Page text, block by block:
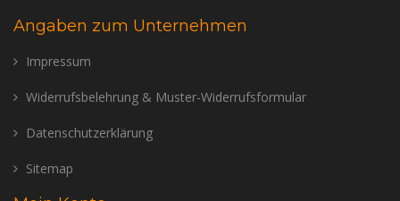
Angaben zum Unternehmen
Impressum
Widerrufsbelehrung & Muster-Widerrufsformular
Datenschutzerklärung
Sitemap